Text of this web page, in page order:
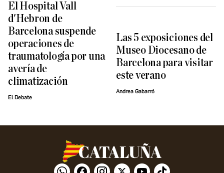
El Hospital Vall
d'Hebron de
Barcelona suspende
operaciones de
traumatología por una
avería de
climatización
El Debate
Las 5 exposiciones del
Museo Diocesano de
Barcelona para visitar
este verano
Andrea Gabarró